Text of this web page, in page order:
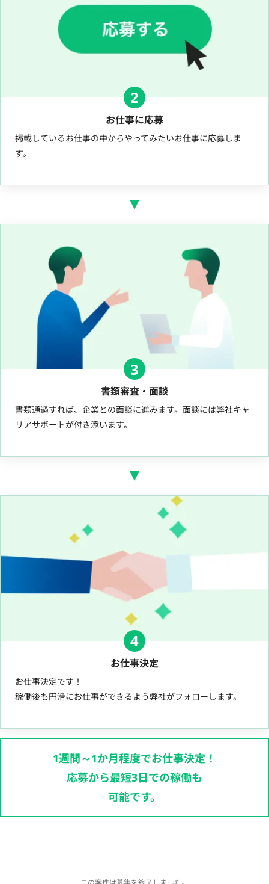
2
お仕事に応募
掲載しているお仕事の中からやってみたいお仕事に応募しま
す。
3
書類審査・面談
書類通過すれば、企業との面談に進みます。面談には弊社キャ
リアサポートが付き添います。
4
お仕事決定
お仕事決定です！
稼働後も円滑にお仕事ができるよう弊社がフォローします。
1週間～1か月程度でお仕事決定！
応募から最短3日での稼働も
可能です。